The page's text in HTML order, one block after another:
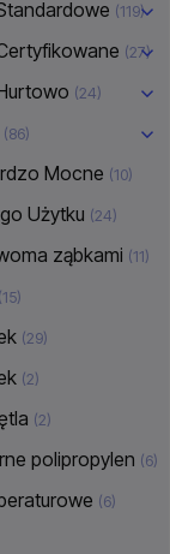
(119)
(27)
(24)
(86)
Mocne (10)
Użytku (24)
ząbkami (11)
(15)
(29)
(2)
(2)
polipropylen (6)
(6)